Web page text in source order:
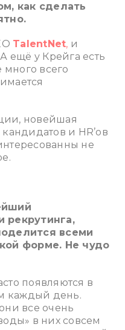
как сделать
TalentNet, и
ещё у Крейга есть
всего
новейшая
и HR’ов
не
рекрутинга,
всеми
форме. Не чудо
появляются в
каждый день.
все очень
в них совсем